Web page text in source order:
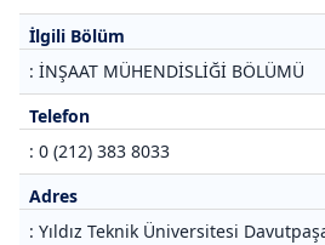
İlgili Bölüm
: İNŞAAT MÜHENDİSLİĞİ BÖLÜMÜ
Telefon
: 0 (212) 383 8033
Adres
: Yıldız Teknik Üniversitesi